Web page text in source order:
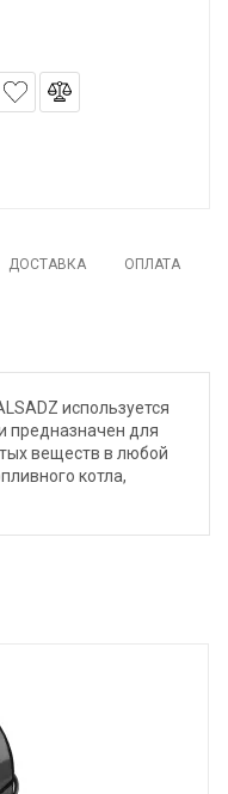
ДОСТАВКА ОПЛАТА
используется
предназначен для
веществ в любой
котла,